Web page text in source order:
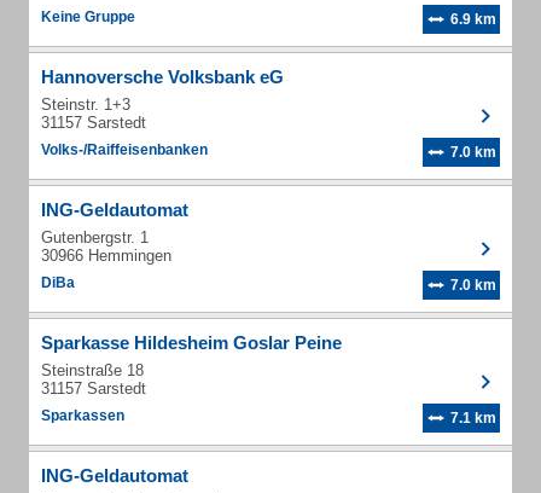
Keine Gruppe 6.9 km
Hannoversche Volksbank eG
Steinstr. 1+3
31157 Sarstedt
Volks-/Raiffeisenbanken 7.0 km
ING-Geldautomat
Gutenbergstr. 1
30966 Hemmingen
DiBa 7.0 km
Sparkasse Hildesheim Goslar Peine
Steinstraße 18
31157 Sarstedt
Sparkassen 7.1 km
ING-Geldautomat